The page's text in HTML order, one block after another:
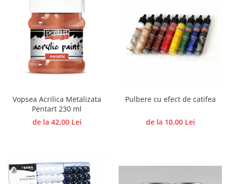
Vopsea Acrilica Metalizata
Pentart 230 ml
de la 42,00 Lei
Pulbere cu efect de catifea
de la 10,00 Lei